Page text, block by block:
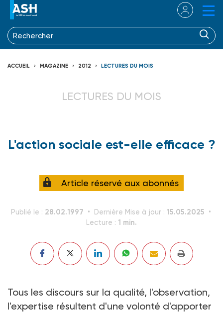
ACCUEIL MAGAZINE 2012 LECTURES DU MOIS
LECTURES DU MOIS
L'action sociale est-elle efficace ?
Article réservé aux abonnés
Publié le : 28.02.1997 Dernière Mise à jour : 15.05.2025
Lecture : 1 min.
Tous les discours sur la qualité, l'observation,
l'expertise résultent d'une volonté d'apporter